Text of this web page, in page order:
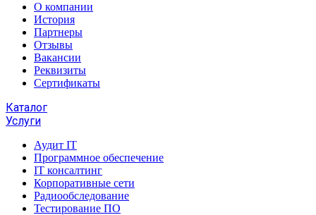
О компании
История
Партнеры
Отзывы
Вакансии
Реквизиты
Сертификаты
Каталог
Услуги
Аудит IT
Программное обеспечение
IT консалтинг
Корпоративные сети
Радиообследование
Тестирование ПО